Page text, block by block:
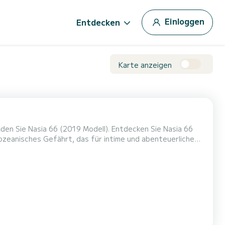
Entdecken Einloggen
Karte anzeigen
Gefährt, das für intime und abenteuerliche
dieses Boot perfekt für kleine Gruppen, die nach